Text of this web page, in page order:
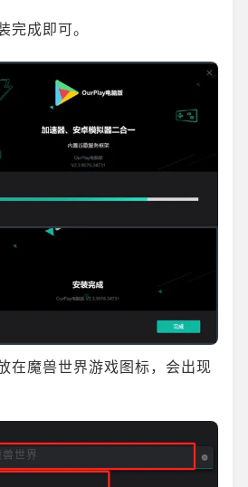
成即可。
在魔兽世界游戏图标，会出现
兽世界